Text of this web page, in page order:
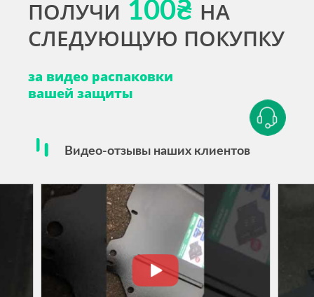
ПОЛУЧИ 100₴ НА
СЛЕДУЮЩУЮ ПОКУПКУ
за видео распаковки
вашей защиты
Видео-отзывы наших клиентов